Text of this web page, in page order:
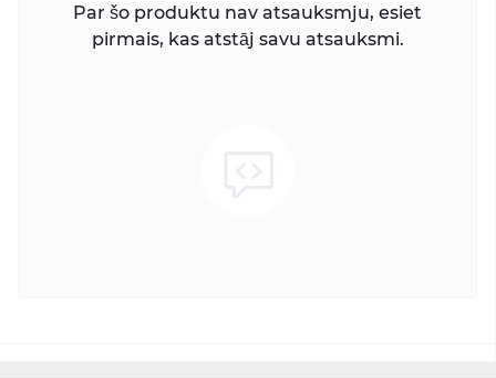
Par šo produktu nav atsauksmju, esiet
pirmais, kas atstāj savu atsauksmi.